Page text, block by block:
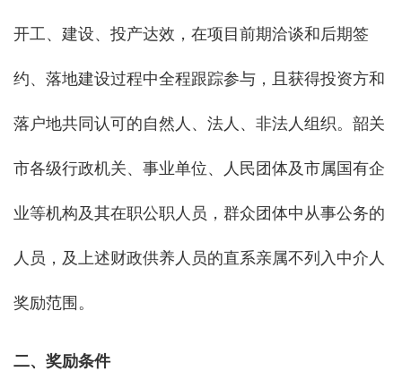
开工、建设、投产达效，在项目前期洽谈和后期签
约、落地建设过程中全程跟踪参与，且获得投资方和
落户地共同认可的自然人、法人、非法人组织。韶关
市各级行政机关、事业单位、人民团体及市属国有企
业等机构及其在职公职人员，群众团体中从事公务的
人员，及上述财政供养人员的直系亲属不列入中介人
奖励范围。
二、奖励条件